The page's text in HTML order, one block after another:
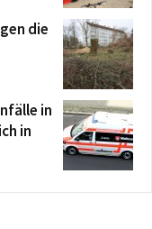
die
in
in